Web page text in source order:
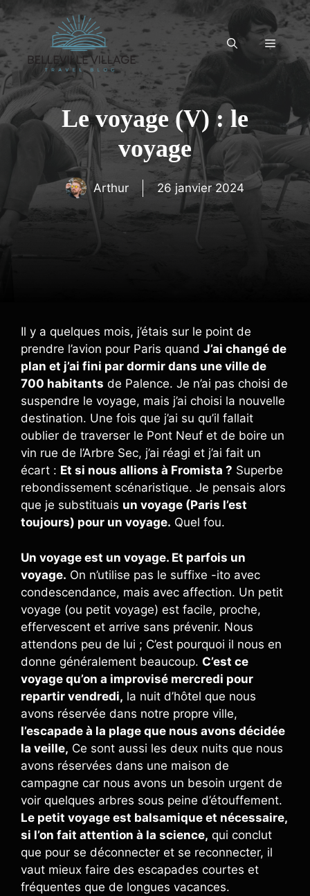
Aller
au
contenu
Menu
Le voyage (V) : le
voyage
Arthur 26 janvier 2024
Il y a quelques mois, j’étais sur le point de
prendre l’avion pour Paris quand J’ai changé de
plan et j’ai fini par dormir dans une ville de
700 habitants de Palence. Je n’ai pas choisi de
suspendre le voyage, mais j’ai choisi la nouvelle
destination. Une fois que j’ai su qu’il fallait
oublier de traverser le Pont Neuf et de boire un
vin rue de l’Arbre Sec, j’ai réagi et j’ai fait un
écart : Et si nous allions à Fromista ? Superbe
rebondissement scénaristique. Je pensais alors
que je substituais un voyage (Paris l’est
toujours) pour un voyage. Quel fou.
Un voyage est un voyage. Et parfois un
voyage. On n’utilise pas le suffixe -ito avec
condescendance, mais avec affection. Un petit
voyage (ou petit voyage) est facile, proche,
effervescent et arrive sans prévenir. Nous
attendons peu de lui ; C’est pourquoi il nous en
donne généralement beaucoup. C’est ce
voyage qu’on a improvisé mercredi pour
repartir vendredi, la nuit d’hôtel que nous
avons réservée dans notre propre ville,
l’escapade à la plage que nous avons décidée
la veille, Ce sont aussi les deux nuits que nous
avons réservées dans une maison de
campagne car nous avons un besoin urgent de
voir quelques arbres sous peine d’étouffement.
Le petit voyage est balsamique et nécessaire,
si l’on fait attention à la science, qui conclut
que pour se déconnecter et se reconnecter, il
vaut mieux faire des escapades courtes et
fréquentes que de longues vacances.